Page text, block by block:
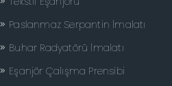
Paslanmaz Serpantin İmalatı
Buhar Radyatörü İmalatı
Eşanjör Çalışma Prensibi